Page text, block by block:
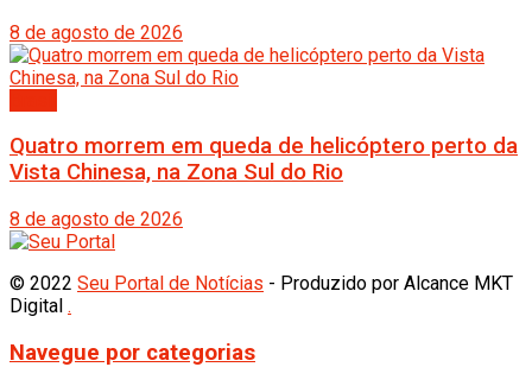
8 de agosto de 2026
Quatro morrem em queda de helicóptero perto da
Vista Chinesa, na Zona Sul do Rio
8 de agosto de 2026
© 2022 Seu Portal de Notícias - Produzido por Alcance MKT
Digital .
Navegue por categorias